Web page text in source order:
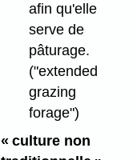
afin qu'elle
serve de
pâturage.
("extended
grazing
forage")
« culture non